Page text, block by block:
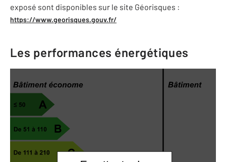
exposé sont disponibles sur le site Géorisques :
https://www.georisques.gouv.fr/
Les performances énergétiques